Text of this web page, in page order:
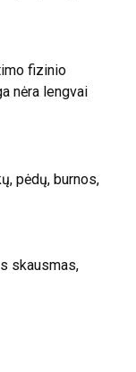
fizinio
nėra lengvai
pėdų, burnos,
skausmas,